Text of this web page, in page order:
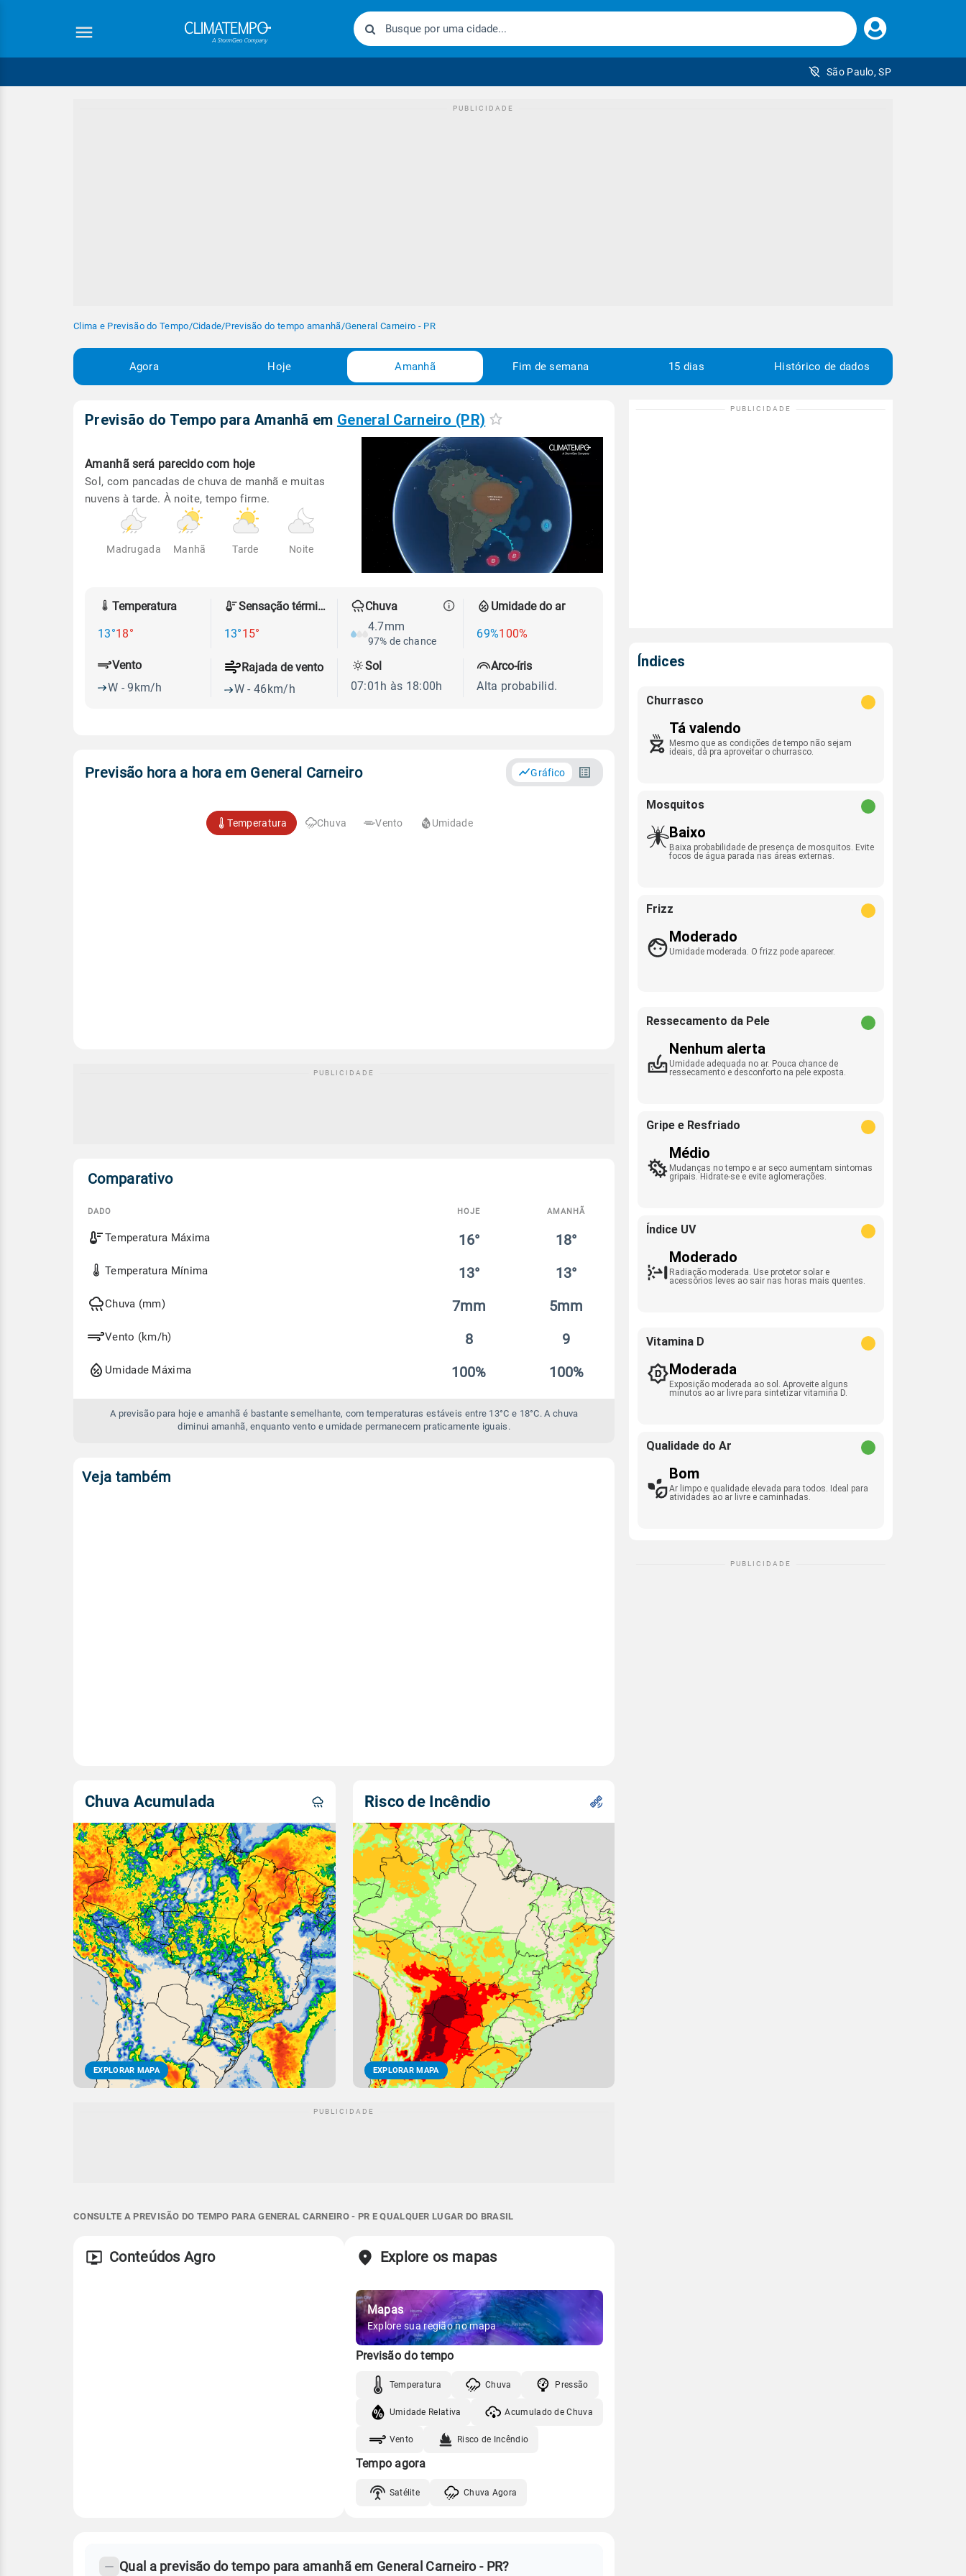
Faça
seu
São Paulo, SP
Clima e Previsão do Tempo/Cidade/Previsão do tempo amanhã/General Carneiro - PR
Agora Hoje Amanhã Fim de semana 15 dias Histórico de dados
Previsão do Tempo para Amanhã em General Carneiro (PR)
Amanhã será parecido com hoje
Sol, com pancadas de chuva de manhã e muitas
nuvens à tarde. À noite, tempo firme.
Madrugada Manhã Tarde Noite
Temperatura
13°18°
Sensação térmica
13°15°
Chuva
4.7mm
97% de chance
Umidade do ar
69%100%
Vento
W - 9km/h
Rajada de vento
W - 46km/h
Sol
07:01h às 18:00h
Arco-íris
Alta probabilid.
Previsão hora a hora em General Carneiro Gráfico
Temperatura Chuva Vento Umidade
Comparativo
Comparativo
entre
previsão
amanhã
DADO HOJE AMANHÃ
Temperatura Máxima 16° 18°
Temperatura Mínima 13° 13°
Chuva (mm) 7mm 5mm
Vento (km/h) 8 9
Umidade Máxima 100% 100%
A previsão para hoje e amanhã é bastante semelhante, com temperaturas estáveis entre 13°C e 18°C. A chuva
diminui amanhã, enquanto vento e umidade permanecem praticamente iguais.
Veja também
Chuva Acumulada
EXPLORAR MAPA
Risco de Incêndio
EXPLORAR MAPA
CONSULTE A PREVISÃO DO TEMPO PARA GENERAL CARNEIRO - PR E QUALQUER LUGAR DO BRASIL
Conteúdos Agro Explore os mapas
Mapas
Explore sua região no mapa
Previsão do tempo
Temperatura Chuva Pressão
Umidade Relativa Acumulado de Chuva
Vento Risco de Incêndio
Tempo agora
Satélite Chuva Agora
Qual a previsão do tempo para amanhã em General Carneiro - PR?
Índices
Churrasco
Tá valendo
Mesmo que as condições de tempo não sejam
ideais, dá pra aproveitar o churrasco.
Mosquitos
Baixo
Baixa probabilidade de presença de mosquitos. Evite
focos de água parada nas áreas externas.
Frizz
Moderado
Umidade moderada. O frizz pode aparecer.
Ressecamento da Pele
Nenhum alerta
Umidade adequada no ar. Pouca chance de
ressecamento e desconforto na pele exposta.
Gripe e Resfriado
Médio
Mudanças no tempo e ar seco aumentam sintomas
gripais. Hidrate-se e evite aglomerações.
Índice UV
Moderado
Radiação moderada. Use protetor solar e
acessórios leves ao sair nas horas mais quentes.
Vitamina D
Moderada
Exposição moderada ao sol. Aproveite alguns
minutos ao ar livre para sintetizar vitamina D.
Qualidade do Ar
Bom
Ar limpo e qualidade elevada para todos. Ideal para
atividades ao ar livre e caminhadas.